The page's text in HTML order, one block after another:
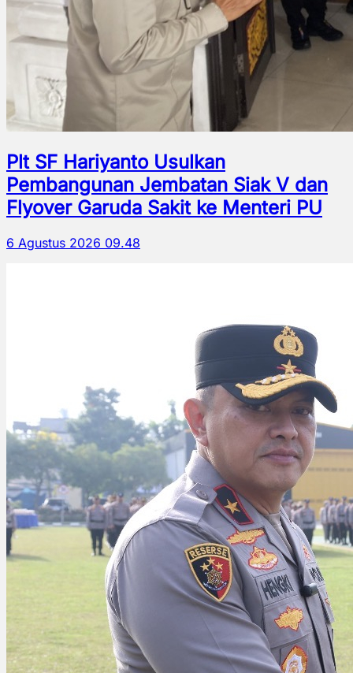
Plt SF Hariyanto Usulkan
Pembangunan Jembatan Siak V dan
Flyover Garuda Sakit ke Menteri PU
6 Agustus 2026 09.48